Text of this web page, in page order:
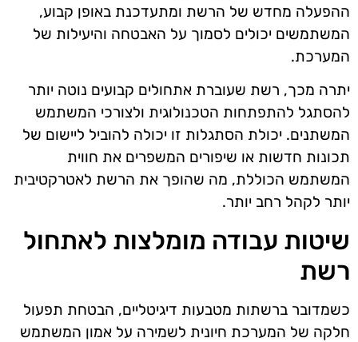
ההפעלה מחדש של הרשת ומתעדכנת באופן קבוע,
המשתמשים יכולים לסמוך על האבטחה והיעילות של
המערכת.
יתרה מכך, רשת שעוברת אתחולים קבועים נוטה יותר
להסתגל להתפתחות הטכנולוגית ולצורכי המשתמש
המשתנים. יכולת הסתגלות זו יכולה להוביל ליישום של
תכונות חדשות או שיפורים המשפרים את חווית
המשתמש הכוללת, מה שהופך את הרשת לאטרקטיבית
יותר לקהל רחב יותר.
שיטות עבודה מומלצות לאתחול
רשת
כשמדובר ברשתות מטבעות דיגיטליים, הבטחת תפעול
חלקה של המערכת חיונית לשמירה על אמון המשתמש